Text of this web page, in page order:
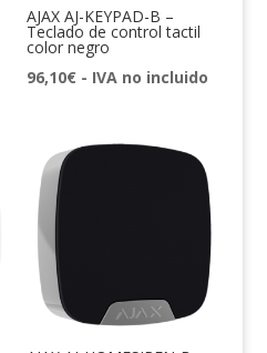
AJAX AJ-KEYPAD-B –
Teclado de control tactil
color negro
96,10€ - IVA no incluido